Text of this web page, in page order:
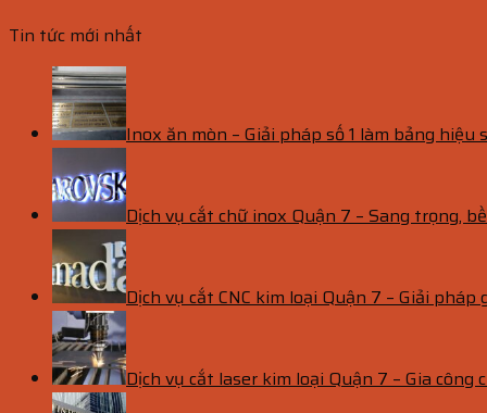
Tin tức mới nhất
Inox ăn mòn – Giải pháp số 1 làm bảng
Dịch vụ cắt chữ inox Quận 7 – Sang trọng,
Dịch vụ cắt CNC kim loại Quận 7 – Giải
Dịch vụ cắt laser kim loại Quận 7 – Gia